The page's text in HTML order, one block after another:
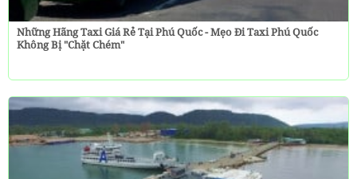
Những Hãng Taxi Giá Rẻ Tại Phú Quốc - Mẹo Đi Taxi Phú Quốc
Không Bị "chặt Chém"